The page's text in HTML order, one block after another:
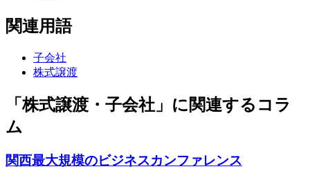
関連用語
子会社
株式譲渡
「株式譲渡・子会社」に関連するコラ
ム
関西最大規模のビジネスカンファレンス